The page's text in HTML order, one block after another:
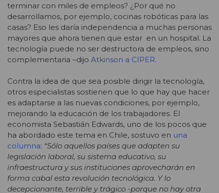
terminar con miles de empleos? ¿Por qué no
desarrollamos, por ejemplo, cocinas robóticas para las
casas? Eso les daría independencia a muchas personas
mayores que ahora tienen que estar en un hospital. La
tecnología puede no ser destructora de empleos, sino
complementaria –dijo Atkinson a CIPER.
Contra la idea de que sea posible dirigir la tecnología,
otros especialistas sostienen que lo que hay que hacer
es adaptarse a las nuevas condiciones, por ejemplo,
mejorando la educación de los trabajadores. El
economista Sebastián Edwards, uno de los pocos que
ha abordado este tema en Chile, sostuvo en una
columna: “Sólo aquellos países que adapten su
legislación laboral, su sistema educativo, su
infraestructura y sus instituciones aprovecharán en
forma cabal esta revolución tecnológica. Y lo
decepcionante, terrible y trágico -porque no hay otra